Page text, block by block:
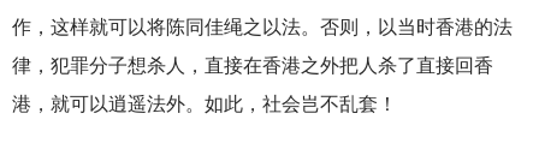
作，这样就可以将陈同佳绳之以法。否则，以当时香港的法
律，犯罪分子想杀人，直接在香港之外把人杀了直接回香
港，就可以逍遥法外。如此，社会岂不乱套！